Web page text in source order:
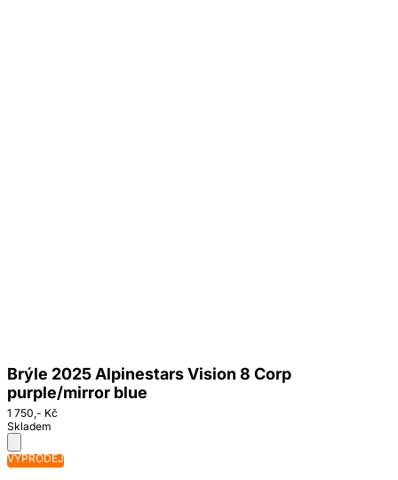
Brýle 2025 Alpinestars Vision 8 Corp
purple/mirror blue
1 750,- Kč
Skladem
VÝPRODEJ